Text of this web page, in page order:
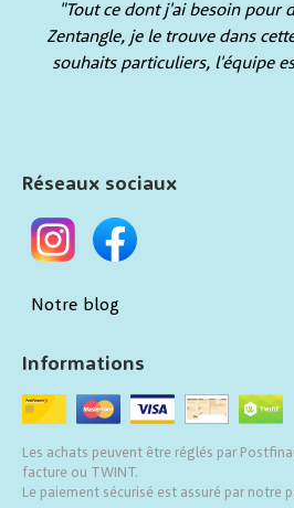
"Tout ce dont j'ai besoin pour
Zentangle, je le trouve dans
souhaits particuliers, l'équipe
Informations
Les achats peuvent être réglés par
facture ou TWINT.
Le paiement sécurisé est assuré par notre
Réseaux sociaux
Notre blog